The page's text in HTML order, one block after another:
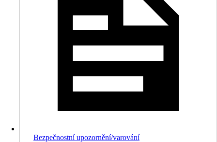
Bezpečnostní upozornění/varování